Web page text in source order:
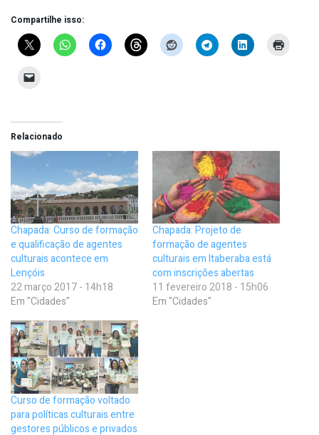
Compartilhe isso:
Relacionado
Chapada: Curso de formação
e qualificação de agentes
culturais acontece em
Lençóis
22 março 2017 - 14h18
Em "Cidades"
Chapada: Projeto de
formação de agentes
culturais em Itaberaba está
com inscrições abertas
11 fevereiro 2018 - 15h06
Em "Cidades"
Curso de formação voltado
para políticas culturais entre
gestores públicos e privados